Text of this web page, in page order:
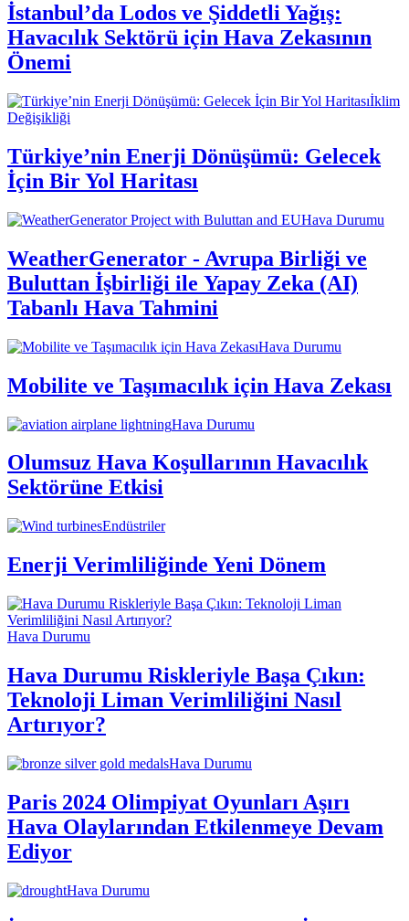
İstanbul’da Lodos ve Şiddetli Yağış:
Havacılık Sektörü için Hava Zekasının
Önemi
İklim
Değişikliği
Türkiye’nin Enerji Dönüşümü: Gelecek
İçin Bir Yol Haritası
Hava Durumu
WeatherGenerator - Avrupa Birliği ve
Buluttan İşbirliği ile Yapay Zeka (AI)
Tabanlı Hava Tahmini
Hava Durumu
Mobilite ve Taşımacılık için Hava Zekası
Hava Durumu
Olumsuz Hava Koşullarının Havacılık
Sektörüne Etkisi
Endüstriler
Enerji Verimliliğinde Yeni Dönem
Hava Durumu
Hava Durumu Riskleriyle Başa Çıkın:
Teknoloji Liman Verimliliğini Nasıl
Artırıyor?
Hava Durumu
Paris 2024 Olimpiyat Oyunları Aşırı
Hava Olaylarından Etkilenmeye Devam
Ediyor
Hava Durumu